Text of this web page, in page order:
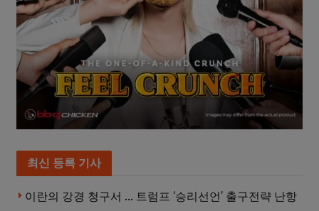
최신 등록 기사
이란의 강경 청구서 … 트럼프 ‘승리선언’ 출구전략 난항